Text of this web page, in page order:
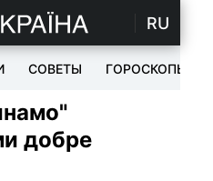
RU
СОВЕТЫ ГОРОСКОПЫ
добре